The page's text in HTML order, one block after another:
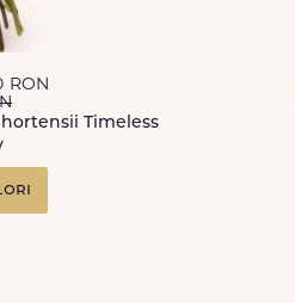
RON
Timeless